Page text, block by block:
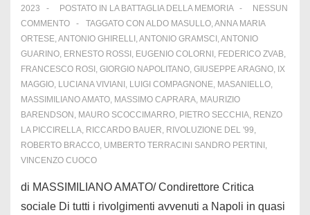
2023
POSTATO IN LA BATTAGLIA DELLA MEMORIA
NESSUN
COMMENTO
TAGGATO CON ALDO MASULLO,ANNA MARIA
ORTESE,ANTONIO GHIRELLI ,ANTONIO GRAMSCI ,ANTONIO
GUARINO, ERNESTO ROSSI , EUGENIO COLORNI , FEDERICO ZVAB,
FRANCESCO ROSI , GIORGIO NAPOLITANO, GIUSEPPE ARAGNO, IX
MAGGIO, LUCIANA VIVIANI , LUIGI COMPAGNONE, MASANIELLO,
MASSIMILIANO AMATO, MASSIMO CAPRARA, MAURIZIO
BARENDSON , MAURO SCOCCIMARRO, PIETRO SECCHIA, RENZO
LA PICCIRELLA, RICCARDO BAUER, RIVOLUZIONE DEL '99,
ROBERTO BRACCO, UMBERTO TERRACINI SANDRO PERTINI ,
VINCENZO CUOCO
di MASSIMILIANO AMATO/ Condirettore Critica
sociale Di tutti i rivolgimenti avvenuti a Napoli in quasi